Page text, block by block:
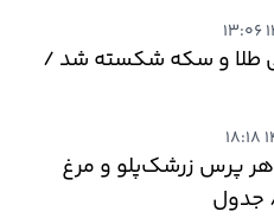
طلا و سکه شکسته شد /
پرس زرشک‌پلو و مرغ
جدول